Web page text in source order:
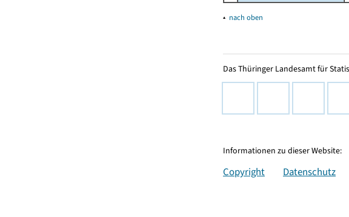
▴ nach oben
Das Thüringer Landesamt für
Informationen zu dieser Website:
Copyright Datenschutz